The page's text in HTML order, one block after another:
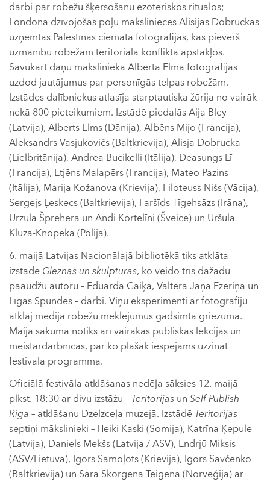
darbi par robežu šķērsošanu ezotēriskos rituālos;
Londonā dzīvojošas poļu mākslinieces Alisijas Dobruckas
uzņemtās Palestīnas ciemata fotogrāfijas, kas pievērš
uzmanību robežām teritoriāla konflikta apstākļos.
Savukārt dāņu mākslinieka Alberta Elma fotogrāfijas
uzdod jautājumus par personīgās telpas robežām.
Izstādes dalībniekus atlasīja starptautiska žūrija no vairāk
nekā 800 pieteikumiem. Izstādē piedalās Aija Bley
(Latvija), Alberts Elms (Dānija), Albēns Mijo (Francija),
Aleksandrs Vasjukovičs (Baltkrievija), Alisja Dobrucka
(Lielbritānija), Andrea Bucikelli (Itālija), Deasungs Lī
(Francija), Etjēns Malapērs (Francija), Mateo Pazins
(Itālija), Marija Kožanova (Krievija), Filoteuss Nišs (Vācija),
Sergejs Ļeskecs (Baltkrievija), Faršīds Tīgehsāzs (Irāna),
Urzula Šprehera un Andi Kortelīni (Šveice) un Uršula
Kluza-Knopeka (Polija).
6. maijā Latvijas Nacionālajā bibliotēkā tiks atklāta
izstāde Gleznas un skulptūras, ko veido trīs dažādu
paaudžu autoru – Eduarda Gaiķa, Valtera Jāņa Ezeriņa un
Līgas Spundes – darbi. Viņu eksperimenti ar fotogrāfiju
atklāj medija robežu meklējumus gadsimta griezumā.
Maija sākumā notiks arī vairākas publiskas lekcijas un
meistardarbnīcas, par ko plašāk iespējams uzzināt
festivāla programmā.
Oficiālā festivāla atklāšanas nedēļa sāksies 12. maijā
plkst. 18:30 ar divu izstāžu – Teritorijas un Self Publish
Riga – atklāšanu Dzelzceļa muzejā. Izstādē Teritorijas
septiņi mākslinieki – Heiki Kaski (Somija), Katrīna Ķepule
(Latvija), Daniels Mekšs (Latvija / ASV), Endrjū Miksis
(ASV/Lietuva), Igors Samoļots (Krievija), Igors Savčenko
(Baltkrievija) un Sāra Skorgena Teigena (Norvēģija) ar